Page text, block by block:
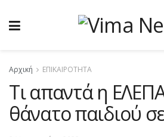
Αρχική ΕΠΙΚΑΙΡΟΤΗΤΑ
Τι απαντά η
θάνατο παιδιού